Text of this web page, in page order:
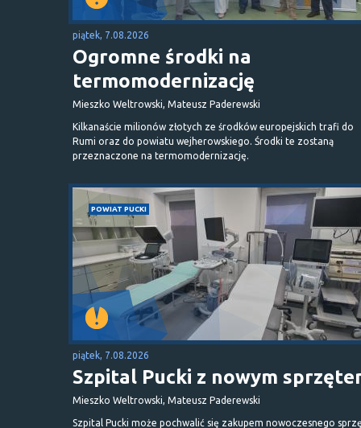
piątek, 7.08.2026
Ogromne środki na
termomodernizację
Mieszko Weltrowski, Mateusz Paderewski
Kilkanaście milionów złotych ze środków europejskich trafi do
Rumi oraz do powiatu wejherowskiego. Środki te zostaną
przeznaczone na termomodernizację.
POWIAT PUCKI
piątek, 7.08.2026
Szpital Pucki z nowym
Mieszko Weltrowski, Mateusz Paderewski
Szpital Pucki może pochwalić się zakupem nowoczesnego